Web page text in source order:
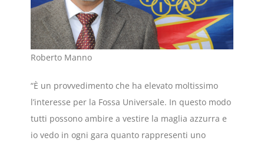
Roberto Manno
“È un provvedimento che ha elevato moltissimo
l’interesse per la Fossa Universale. In questo modo
tutti possono ambire a vestire la maglia azzurra e
io vedo in ogni gara quanto rappresenti uno